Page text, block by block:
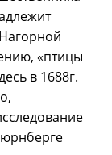
«птицы
в 1688г.